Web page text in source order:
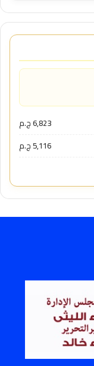
6,823 ج.م
5,116 ج.م